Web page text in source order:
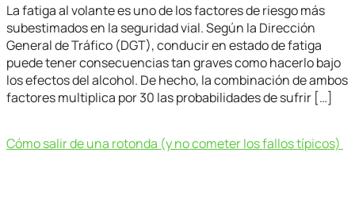
La fatiga al volante es uno de los factores de riesgo más
subestimados en la seguridad vial. Según la Dirección
General de Tráfico (DGT), conducir en estado de fatiga
puede tener consecuencias tan graves como hacerlo bajo
los efectos del alcohol. De hecho, la combinación de ambos
factores multiplica por 30 las probabilidades de sufrir […]
Cómo salir de una rotonda (y no cometer los fallos típicos)